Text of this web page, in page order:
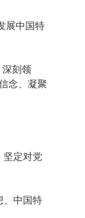
展中国特
刻领
念、凝聚
定对党
、中国特